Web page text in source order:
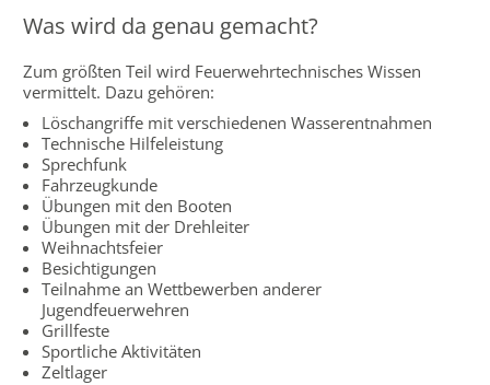
Was wird da genau gemacht?
Zum größten Teil wird Feuerwehrtechnisches Wissen
vermittelt. Dazu gehören:
Löschangriffe mit verschiedenen Wasserentnahmen
Technische Hilfeleistung
Sprechfunk
Fahrzeugkunde
Übungen mit den Booten
Übungen mit der Drehleiter
Weihnachtsfeier
Besichtigungen
Teilnahme an Wettbewerben anderer
Jugendfeuerwehren
Grillfeste
Sportliche Aktivitäten
Zeltlager